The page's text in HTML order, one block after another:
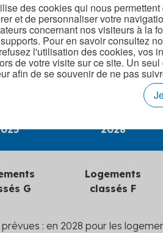
des cookies qui nous
et de personnaliser votre
concernant nos visiteurs à la
Pour en savoir consultez
l'utilisation des cookies, vos
de votre visite sur ce site. Un
afin de se souvenir de ne pas
2024instaure également
Depuis le 1erjanvier
tendues doivent elles aussi
résilience »impose des
en interdisant la location des
:
2028
G
Logements
classés F
: en 2028 pour les